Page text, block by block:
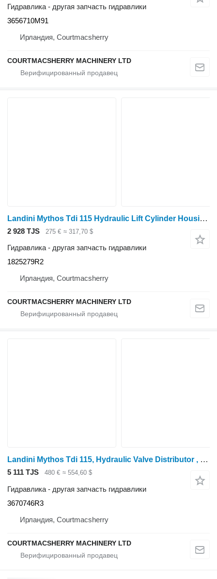
Гидравлика - другая запчасть гидравлики
3656710M91
Ирландия, Courtmacsherry
COURTMACSHERRY MACHINERY LTD
Landini Mythos Tdi 115 Hydraulic Lift Cylinder Housing , 182527 1825279R2 для трактора колесного
2 928 TJS 275 € ≈ 317,70 $
Гидравлика - другая запчасть гидравлики
1825279R2
Ирландия, Courtmacsherry
COURTMACSHERRY MACHINERY LTD
Landini Mythos Tdi 115, Hydraulic Valve Distributor , 3691155m9 3670746R3 для трактора колесного
5 111 TJS 480 € ≈ 554,60 $
Гидравлика - другая запчасть гидравлики
3670746R3
Ирландия, Courtmacsherry
COURTMACSHERRY MACHINERY LTD